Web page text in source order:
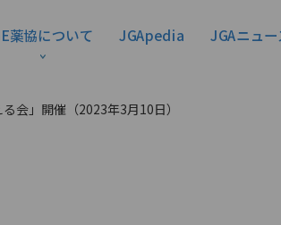
薬協について JGApedia JGAニュー
会」開催（2023年3月10日）